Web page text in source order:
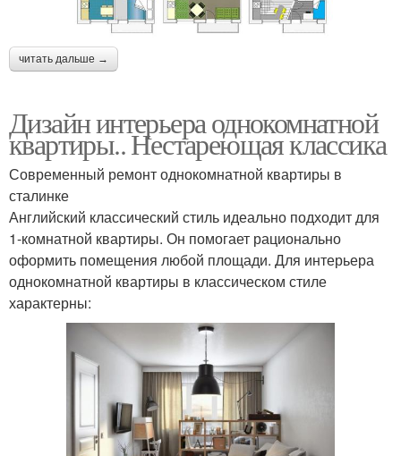
читать дальше →
Дизайн интерьера однокомнатной
квартиры.. Нестареющая классика
Современный ремонт однокомнатной квартиры в
сталинке
Английский классический стиль идеально подходит для
1-комнатной квартиры. Он помогает рационально
оформить помещения любой площади. Для интерьера
однокомнатной квартиры в классическом стиле
характерны: